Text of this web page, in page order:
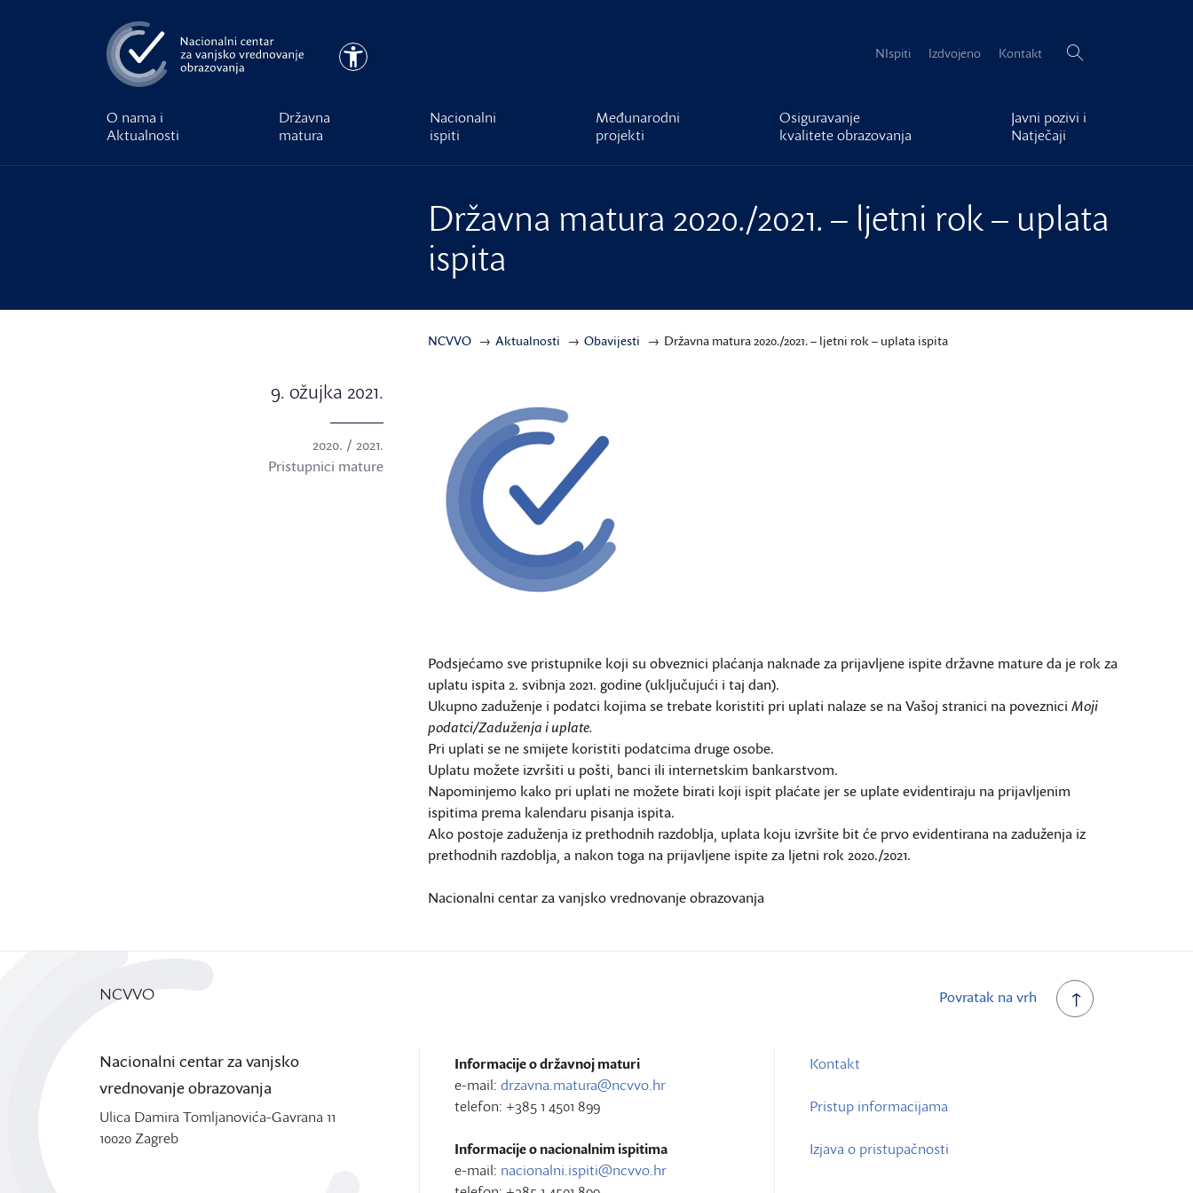
Pristupačnost NIspiti Izdvojeno Kontakt Pretraži:
O nama i
Aktualnosti
Državna
matura
Nacionalni
ispiti
Međunarodni
projekti
Osiguravanje
kvalitete obrazovanja
Javni pozivi i
Natječaji
Državna matura 2020./2021. – ljetni rok – uplata
ispita
NCVVO Aktualnosti Obavijesti Državna matura 2020./2021. – ljetni rok – uplata ispita
9. ožujka 2021.
2020. / 2021.
Pristupnici mature
Podsjećamo sve pristupnike koji su obveznici plaćanja naknade za prijavljene ispite državne mature da je rok za
uplatu ispita 2. svibnja 2021. godine (uključujući i taj dan).
Ukupno zaduženje i podatci kojima se trebate koristiti pri uplati nalaze se na Vašoj stranici na poveznici Moji
podatci/Zaduženja i uplate.
Pri uplati se ne smijete koristiti podatcima druge osobe.
Uplatu možete izvršiti u pošti, banci ili internetskim bankarstvom.
Napominjemo kako pri uplati ne možete birati koji ispit plaćate jer se uplate evidentiraju na prijavljenim
ispitima prema kalendaru pisanja ispita.
Ako postoje zaduženja iz prethodnih razdoblja, uplata koju izvršite bit će prvo evidentirana na zaduženja iz
prethodnih razdoblja, a nakon toga na prijavljene ispite za ljetni rok 2020./2021.
Nacionalni centar za vanjsko vrednovanje obrazovanja
Povratak na vrh
NCVVO
Nacionalni centar za vanjsko
vrednovanje obrazovanja
Ulica Damira Tomljanovića-Gavrana 11
10020 Zagreb
Informacije o državnoj maturi
e-mail: drzavna.matura@ncvvo.hr
telefon: +385 1 4501 899
Informacije o nacionalnim ispitima
e-mail: nacionalni.ispiti@ncvvo.hr
Kontakt
Pristup informacijama
Izjava o pristupačnosti